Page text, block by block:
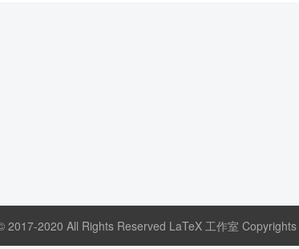
2017-2020 All Rights Reserved LaTeX 工作室 Copyrights